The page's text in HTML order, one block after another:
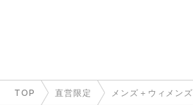
TOP 直営限定 メンズ＋ウィメンズ